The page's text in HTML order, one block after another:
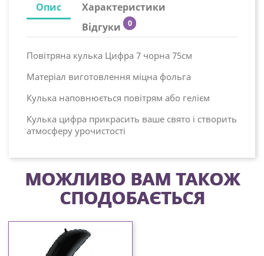
Опис
Характеристики
Відгуки
0
Повітряна кулька Цифра 7 чорна 75см
Матеріал виготовлення міцна фольга
Кулька наповнюється повітрям або гелієм
Кулька цифра прикрасить ваше свято і створить
атмосферу урочистості
МОЖЛИВО ВАМ ТАКОЖ
СПОДОБАЄТЬСЯ